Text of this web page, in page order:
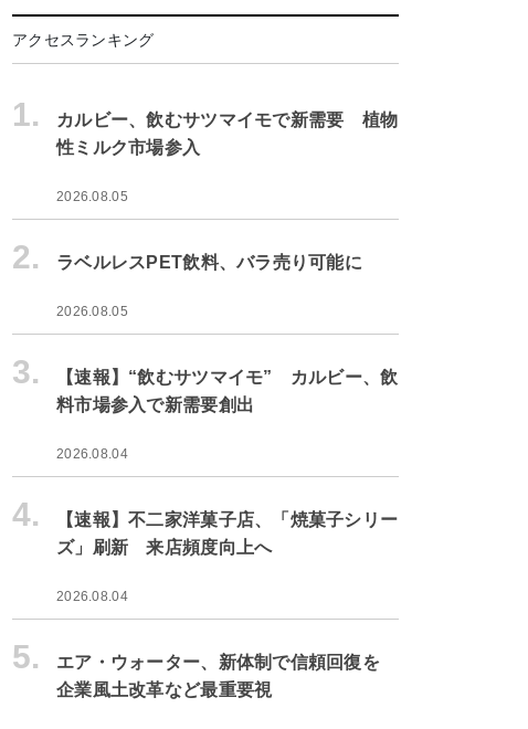
アクセスランキング
1.
カルビー、飲むサツマイモで新需要 植物
性ミルク市場参入
2026.08.05
2. ラベルレスPET飲料、バラ売り可能に
2026.08.05
3.
【速報】“飲むサツマイモ” カルビー、飲
料市場参入で新需要創出
2026.08.04
4.
【速報】不二家洋菓子店、「焼菓子シリー
ズ」刷新 来店頻度向上へ
2026.08.04
5.
エア・ウォーター、新体制で信頼回復を
企業風土改革など最重要視